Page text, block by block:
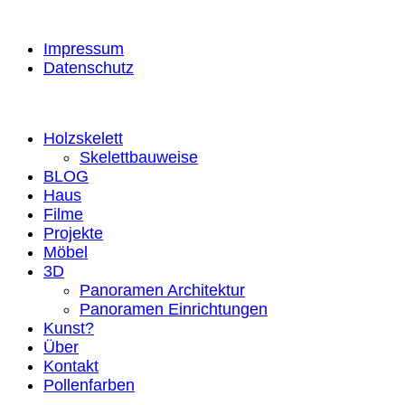
Impressum
Datenschutz
Holzskelett
Skelettbauweise
BLOG
Haus
Filme
Projekte
Möbel
3D
Panoramen Architektur
Panoramen Einrichtungen
Kunst?
Über
Kontakt
Pollenfarben